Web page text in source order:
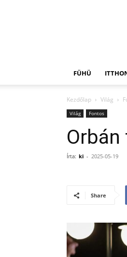
FÜHÜ
Kezdőlap Világ
Világ Fontos
Írta: ki - 2025-05-19
Share